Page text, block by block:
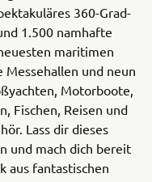
360-Grad-
1.500 namhafte
maritimen
und neun
Motorboote,
Fischen, Reisen und
Lass dir dieses
und mach dich bereit
aus fantastischen